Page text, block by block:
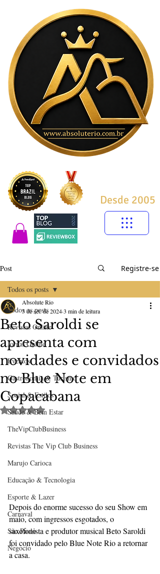
Desde 2005
Post Registre-se
Todos os posts
Revistas Online
Jornal Online
Eventos
Gastronomia & Turismo
Social & Estilos
Saúde & Bem Estar
TheVipClubBusiness
Revistas The Vip Club Business
Marujo Carioca
Educação & Tecnologia
Esporte & Lazer
Carnaval
São Paulo
Negocio
Todos os posts
Beto Saroldi se
apresenta com
novidades e convidados
no Blue Note em
Copacabana
Absolute Rio
3 de set. de 20243 min de leitura
Avaliado com NaN de 5 estrelas.
Depois do enorme sucesso do seu Show em
maio, com ingressos esgotados, o
saxofonista e produtor musical Beto Saroldi
foi convidado pelo Blue Note Rio a retornar
a casa.